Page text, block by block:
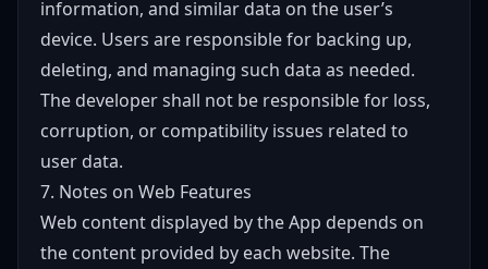
information, and similar data on the user’s
device. Users are responsible for backing up,
deleting, and managing such data as needed.
The developer shall not be responsible for loss,
corruption, or compatibility issues related to
user data.
7. Notes on Web Features
Web content displayed by the App depends on
the content provided by each website. The